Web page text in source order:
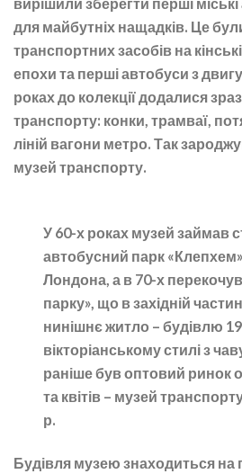
для майбутніх нащадків. Це
транспортних засобів на
епохи та перші автобуси з
роках до колекції додалися
транспорту: конки, трамваї,
ліній вагони метро. Так
музей транспорту.
У 60-х роках музей займав
автобусний парк «Клепхем»
Лондона, а в 70-х
парку», що в західній
нинішнє житло – будівлю 19
вікторіанському стилі з
раніше був оптовий ринок
та квітів – музей
р.
Будівля музею знаходиться на